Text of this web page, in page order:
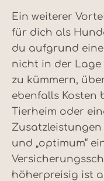
Ein weiterer
für dich als
du aufgrund
nicht in der Lage
zu kümmern,
ebenfalls Kosten
Tierheim oder
Zusatzleistungen
und „optimum“
höherpreisig ist